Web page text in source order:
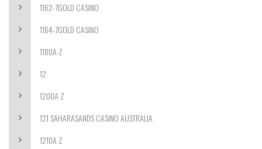
1162-7GOLD CASINO
1164-7GOLD CASINO
1180A Z
12
1200A Z
121 SAHARASANDS CASINO AUSTRALIA
1210A Z